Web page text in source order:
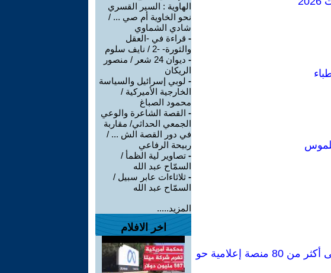
صدى دولي لكتاباتي: من إحدى أبرز مفكرات اليسار الإيطالي إلى أكثر من 80 منصة إعلامية حو
الهاوية : السير القسري
نحو الخاوية أم صي ... /
شادي الشماوي
- قراءة في -العقل
والثورة- -2 / نايف سلوم
-
ديوان 24 شعر / منصور
الريكان
- لوبي إسرائيل والسياسة
الخارجية الأميركية /
محمود الصباغ
- القصة الشاعرة والوعي
الجمعي الحداثي/ مقاربة
في دور القصة الش ... /
ربيحة الرفاعي
- تصاوير لية الظمأ /
السمّاح عبد الله
- ثلاثاءات عابر سبيل /
السمّاح عبد الله
المزيد.....
اخر الافلام